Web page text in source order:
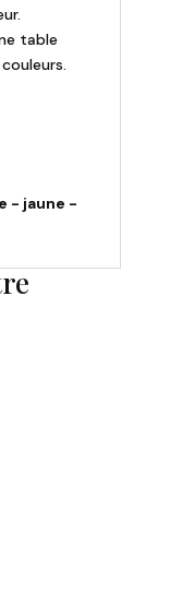
table
- jaune -